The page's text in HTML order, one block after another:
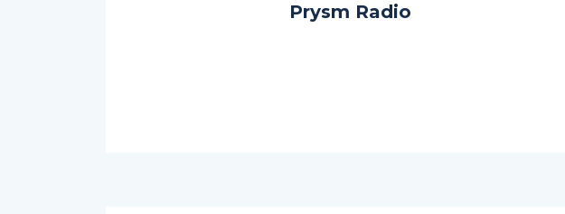
Prysm Radio